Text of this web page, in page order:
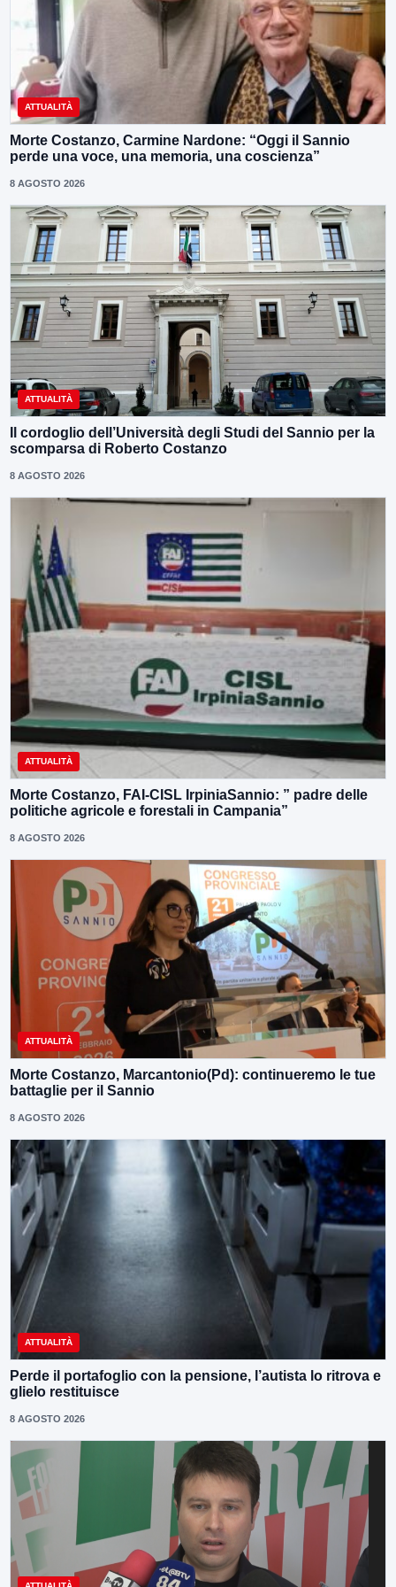
ATTUALITÀ
Morte Costanzo, Carmine Nardone: “Oggi il Sannio
perde una voce, una memoria, una coscienza”
8 AGOSTO 2026
ATTUALITÀ
Il cordoglio dell’Università degli Studi del Sannio per la
scomparsa di Roberto Costanzo
8 AGOSTO 2026
ATTUALITÀ
Morte Costanzo, FAI-CISL IrpiniaSannio: ” padre delle
politiche agricole e forestali in Campania”
8 AGOSTO 2026
ATTUALITÀ
Morte Costanzo, Marcantonio(Pd): continueremo le tue
battaglie per il Sannio
8 AGOSTO 2026
ATTUALITÀ
Perde il portafoglio con la pensione, l’autista lo ritrova e
glielo restituisce
8 AGOSTO 2026